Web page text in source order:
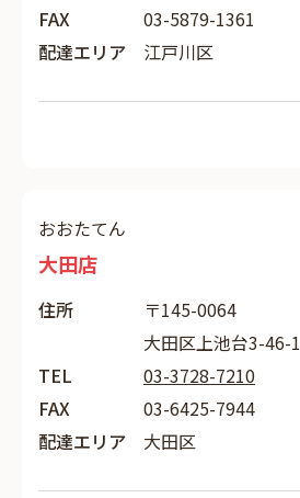
FAX
03-5879-1361
配達エリア
江戸川区
おおたてん
大田店
住所
〒145-0064
大田区上池台3-46-1
TEL
03-3728-7210
FAX
03-6425-7944
配達エリア
大田区